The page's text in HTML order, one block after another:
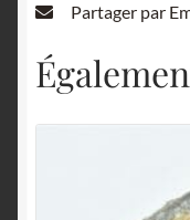
Partager par